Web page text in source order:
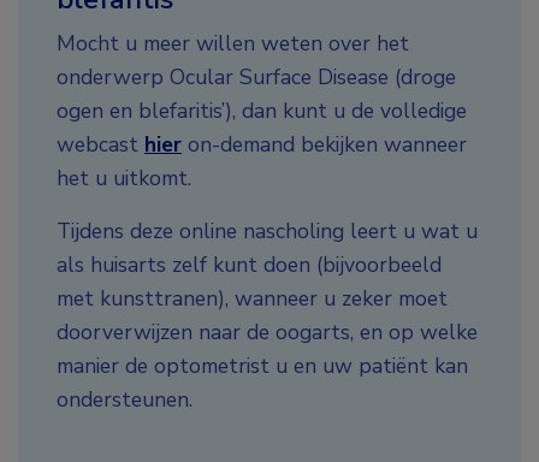
Mocht u meer willen weten over het
onderwerp Ocular Surface Disease (droge
ogen en blefaritis’), dan kunt u de volledige
webcast hier on-demand bekijken wanneer
het u uitkomt.
Tijdens deze online nascholing leert u wat u
als huisarts zelf kunt doen (bijvoorbeeld
met kunsttranen), wanneer u zeker moet
doorverwijzen naar de oogarts, en op welke
manier de optometrist u en uw patiënt kan
ondersteunen.